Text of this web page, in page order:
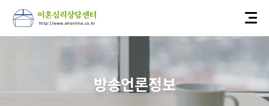
방송언론정보